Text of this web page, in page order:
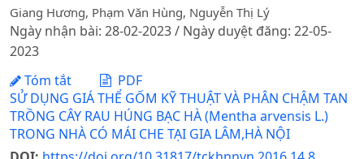
Giang Hương, Phạm Văn Hùng, Nguyễn Thị Lý
Ngày nhận bài: 28-02-2023 / Ngày duyệt đăng: 22-05-
2023
Tóm tắt
PDF
SỬ DỤNG GIÁ THỂ GỐM KỸ THUẬT VÀ PHÂN CHẬM TAN
TRỒNG CÂY RAU HÚNG BẠC HÀ (Mentha arvensis L.)
TRONG NHÀ CÓ MÁI CHE TẠI GIA LÂM,HÀ NỘI